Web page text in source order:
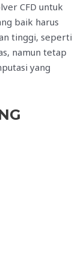
CFD untuk
baik harus
tinggi, seperti
namun tetap
yang